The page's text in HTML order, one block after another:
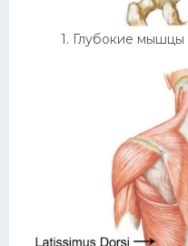
1. Глубокие мышцы